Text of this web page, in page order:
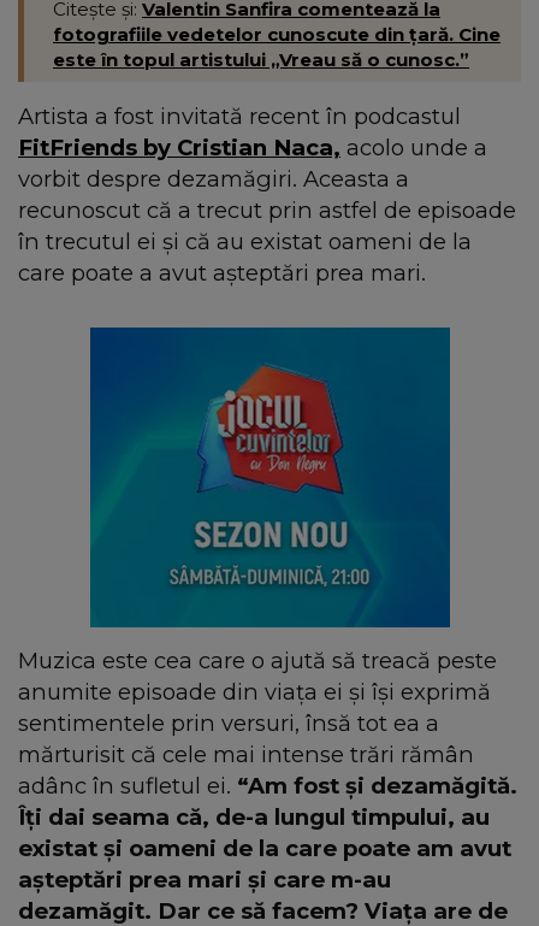
Citește și: Valentin Sanfira comentează la
fotografiile vedetelor cunoscute din țară. Cine
este în topul artistului „Vreau să o cunosc.”
Artista a fost invitată recent în podcastul
FitFriends by Cristian Naca, acolo unde a
vorbit despre dezamăgiri. Aceasta a
recunoscut că a trecut prin astfel de episoade
în trecutul ei și că au existat oameni de la
care poate a avut așteptări prea mari.
Muzica este cea care o ajută să treacă peste
anumite episoade din viața ei și își exprimă
sentimentele prin versuri, însă tot ea a
mărturisit că cele mai intense trări rămân
adânc în sufletul ei. “Am fost și dezamăgită.
Îți dai seama că, de-a lungul timpului, au
existat și oameni de la care poate am avut
așteptări prea mari și care m-au
dezamăgit. Dar ce să facem? Viața are de